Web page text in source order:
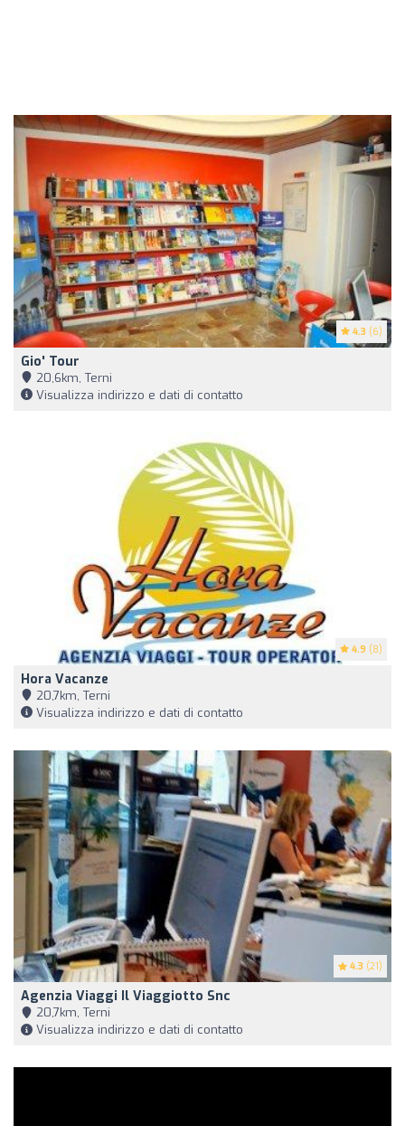
4.3 (6)
Gio' Tour
20,6km, Terni
Visualizza indirizzo e dati di contatto
4.9 (8)
Hora Vacanze
20,7km, Terni
Visualizza indirizzo e dati di contatto
4.3 (21)
Agenzia Viaggi Il Viaggiotto Snc
20,7km, Terni
Visualizza indirizzo e dati di contatto